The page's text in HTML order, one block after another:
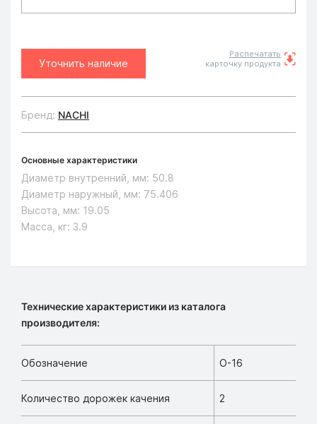
Уточнить наличие
Распечатать
карточку продукта
Бренд: NACHI
Основные характеристики
Диаметр внутренний, мм: 50.8
Диаметр наружный, мм: 75.406
Высота, мм: 19.05
Масса, кг: 3.9
Технические характеристики из каталога
производителя:
Обозначение O-16
Количество дорожек качения 2